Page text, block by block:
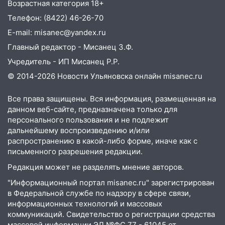
Бога в СИЗО
09:35
В Ульяновске директора фирмы
будут судить за неуплату налогов на 48
млн рублей
08:22
Подросток на питбайке сбил
велосипедистку: пострадали двое
07:20 Жара возвращается: ожидается
знойный и сухой четверг
06:00 Под Ульяновском при развороте
пострадал 38-летний водитель
иномарки
05:00
«Каждая пятая женщина и каждый
второй мужчина в мире сталкиваются с
алопецией»: врач рассказал, чем может
быть вызвано облысение и как с этим
справиться
Возрастная категория 18+
Телефон: (8422) 46-26-70
E-mail: misanec@yandex.ru
Главный редактор - Мисанец З.Ф.
Учредитель - ИП Мисанец Р.Р.
© 2014-2026 Новости Ульяновска онлайн misanec.ru
Все права защищены. Вся информация, размещенная на
данном веб-сайте, предназначена только для
персонального пользования и не подлежит
дальнейшему воспроизведению и/или
распространению в какой-либо форме, иначе как с
письменного разрешения редакции.
Редакция может не разделять мнение авторов.
"Информационный портал misanec.ru" зарегистрирован
в Федеральной службе по надзору в сфере связи,
информационных технологий и массовых
коммуникаций. Свидетельство о регистрации средства